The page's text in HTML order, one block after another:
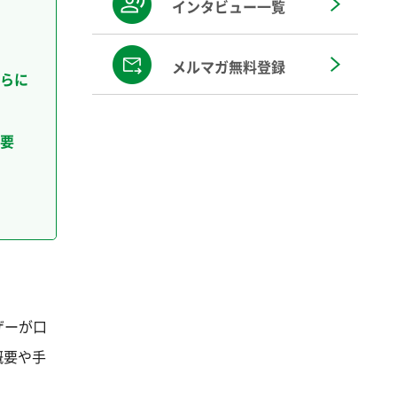
に
が口
や手
インタビュー一覧
メルマガ無料登録